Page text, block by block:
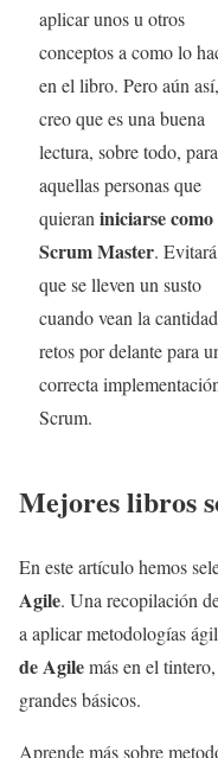
aplicar unos u otros
conceptos a como lo
en el libro. Pero aún así,
creo que es una buena
lectura, sobre todo, para
aquellas personas que
quieran iniciarse como
Scrum Master. Evitará
que se lleven un susto
cuando vean la
retos por delante para
correcta
Scrum.
Mejores libros
En este artículo hemos
Agile. Una recopilación
a aplicar metodologías
de Agilemás en el
grandes básicos.
Aprende más sobre